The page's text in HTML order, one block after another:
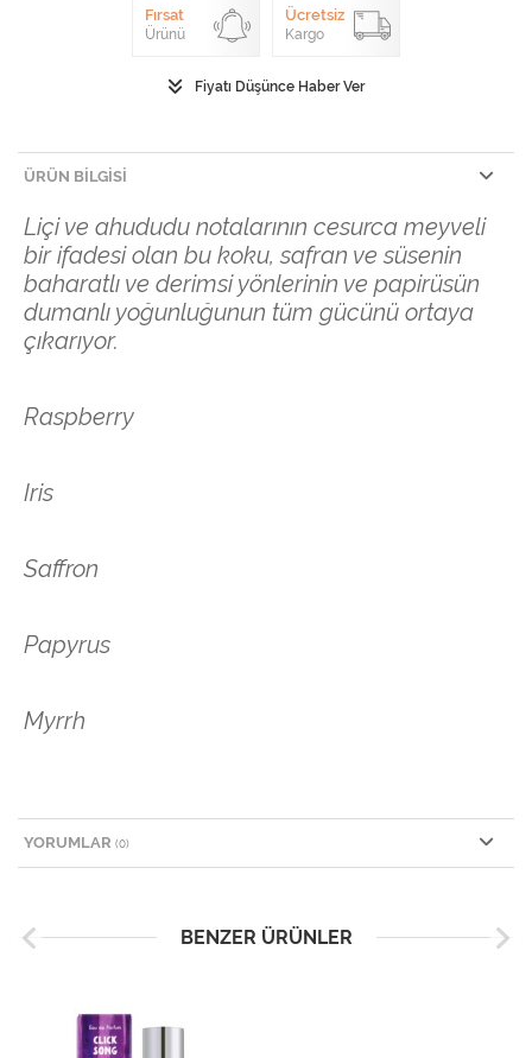
Fırsat
Ürünü
Ücretsiz
Kargo
Fiyatı Düşünce Haber Ver
ÜRÜN BILGISI
Liçi ve ahududu notalarının cesurca meyveli
bir ifadesi olan bu koku, safran ve süsenin
baharatlı ve derimsi yönlerinin ve papirüsün
dumanlı yoğunluğunun tüm gücünü ortaya
çıkarıyor.
Raspberry
Iris
Saffron
Papyrus
Myrrh
YORUMLAR (0)
BENZER ÜRÜNLER